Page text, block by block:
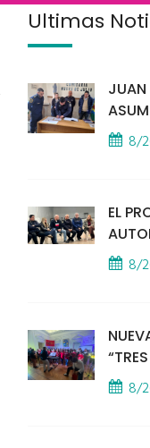
Últimas
JUAN
LA 8/
EL
8/
8/